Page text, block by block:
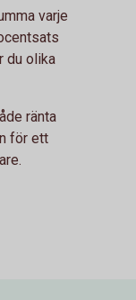
varje
du olika
ränta
för ett